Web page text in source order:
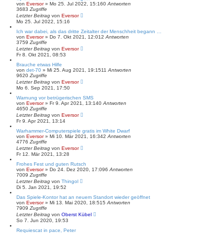
von Eversor» Mo 25. Jul 2022, 15:160 Antworten
3683 Zugriffe
Letzter Beitrag von Eversor
Mo 25. Jul 2022, 15:16
Ich war dabei, als das dritte Zeitalter der Menschheit begann …
von Eversor» Do 7. Okt 2021, 12:012 Antworten
3759 Zugriffe
Letzter Beitrag von Eversor
Fr 8. Okt 2021, 08:53
Brauche etwas Hilfe
von det-70 » Mi 25. Aug 2021, 19:1511 Antworten
9620 Zugriffe
Letzter Beitrag von Eversor
Mo 6. Sep 2021, 17:50
Warnung vor betrügerischen SMS
von Eversor» Fr 9. Apr 2021, 13:140 Antworten
4650 Zugriffe
Letzter Beitrag von Eversor
Fr 9. Apr 2021, 13:14
Warhammer-Computerspiele gratis im White Dwarf
von Eversor» Mi 10. Mär 2021, 16:342 Antworten
4776 Zugriffe
Letzter Beitrag von Eversor
Fr 12. Mär 2021, 13:28
Frohes Fest und guten Rutsch
von Eversor» Do 24. Dez 2020, 17:096 Antworten
7009 Zugriffe
Letzter Beitrag von Thingol
Di 5. Jan 2021, 19:52
Das Spiele-Kontor hat an neuem Standort wieder geöffnet
von Eversor» Mi 13. Mai 2020, 18:515 Antworten
7909 Zugriffe
Letzter Beitrag von Oberst Kübel
So 7. Jun 2020, 19:53
Requiescat in pace, Peter